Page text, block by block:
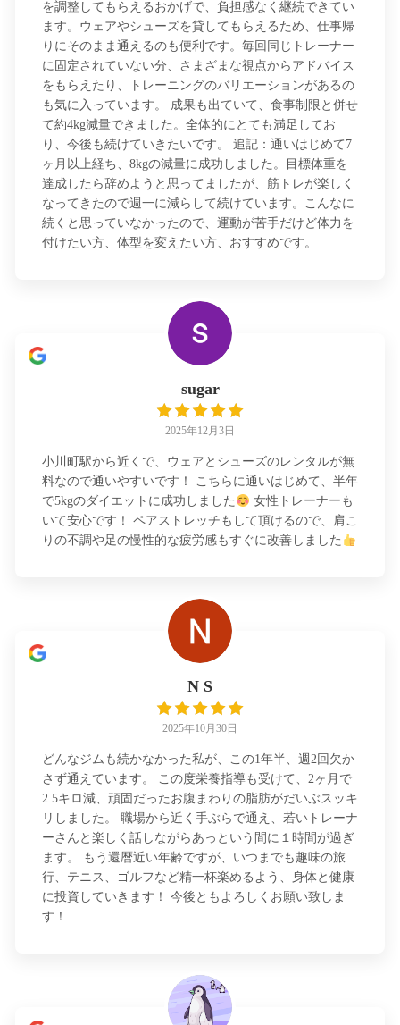
を調整してもらえるおかげで、負担感なく継続できてい
ます。ウェアやシューズを貸してもらえるため、仕事帰
りにそのまま通えるのも便利です。毎回同じトレーナー
に固定されていない分、さまざまな視点からアドバイス
をもらえたり、トレーニングのバリエーションがあるの
も気に入っています。 成果も出ていて、食事制限と併せ
て約4kg減量できました。全体的にとても満足してお
り、今後も続けていきたいです。 追記：通いはじめて7
ヶ月以上経ち、8kgの減量に成功しました。目標体重を
達成したら辞めようと思ってましたが、筋トレが楽しく
なってきたので週一に減らして続けています。こんなに
続くと思っていなかったので、運動が苦手だけど体力を
付けたい方、体型を変えたい方、おすすめです。
sugar
2025年12月3日
小川町駅から近くで、ウェアとシューズのレンタルが無
料なので通いやすいです！ こちらに通いはじめて、半年
で5kgのダイエットに成功しました
女性トレーナーも
いて安心です！ ペアストレッチもして頂けるので、肩こ
りの不調や足の慢性的な疲労感もすぐに改善しました
N S
2025年10月30日
どんなジムも続かなかった私が、この1年半、週2回欠か
さず通えています。 この度栄養指導も受けて、2ヶ月で
2.5キロ減、頑固だったお腹まわりの脂肪がだいぶスッキ
リしました。 職場から近く手ぶらで通え、若いトレーナ
ーさんと楽しく話しながらあっという間に１時間が過ぎ
ます。 もう還暦近い年齢ですが、いつまでも趣味の旅
行、テニス、ゴルフなど精一杯楽めるよう、身体と健康
に投資していきます！ 今後ともよろしくお願い致しま
す！